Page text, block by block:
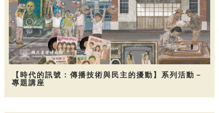
【時代的訊號：傳播技術與民主的擾動】系列活動－
專題講座